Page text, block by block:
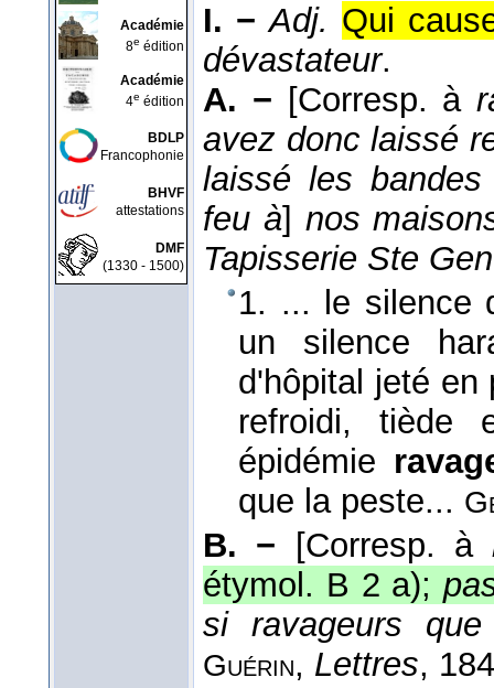
Académie
8e édition
Académie
4e édition
BDLP
Francophonie
BHVF
attestations
DMF
(1330 - 1500)
I. − Adj. Qui
dévastateur.
A. − [Corresp. à
avez donc laissé
laissé les bandes
feu à] nos
Tapisserie Ste
1. ... le silence
un silence
d'hôpital jeté en
refroidi, tiède
épidémie
que la peste...
B. − [Corresp. à
étymol. B 2 a);
si ravageurs
Guérin, Lettres,